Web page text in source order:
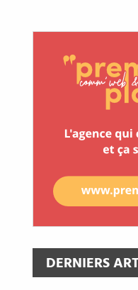
DERNIERS